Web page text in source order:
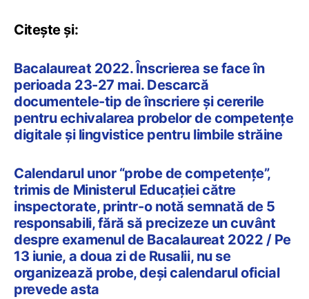
Citește și:
Bacalaureat 2022. Înscrierea se face în
perioada 23-27 mai. Descarcă
documentele-tip de înscriere și cererile
pentru echivalarea probelor de competențe
digitale și lingvistice pentru limbile străine
Calendarul unor “probe de competențe”,
trimis de Ministerul Educației către
inspectorate, printr-o notă semnată de 5
responsabili, fără să precizeze un cuvânt
despre examenul de Bacalaureat 2022 / Pe
13 iunie, a doua zi de Rusalii, nu se
organizează probe, deși calendarul oficial
prevede asta